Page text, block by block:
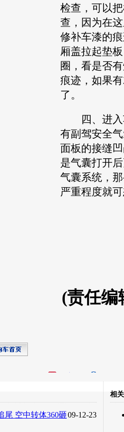
检查，可以
查，因为在
修补车漆的
厢盖拉起垫
圈，看是否
痕迹，如果
了。
四、进入
有副驾安全
面板的接缝
是气囊打开
气囊系统，
严重程度就
(责任编
转发至：
09-12-23
尾 空中转体360砸
相